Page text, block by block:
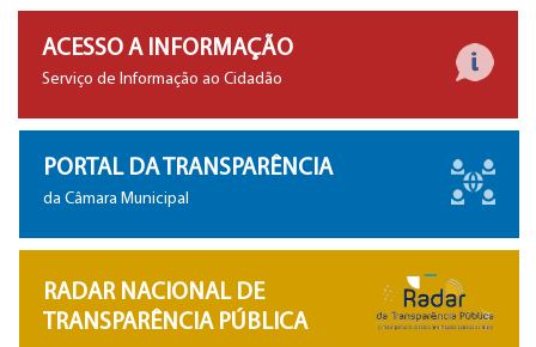
ACESSO A INFORMAÇÃO
Serviço de Informação ao Cidadão
PORTAL DA TRANSPARÊNCIA
da Câmara Municipal
RADAR NACIONAL DE
TRANSPARÊNCIA PÚBLICA